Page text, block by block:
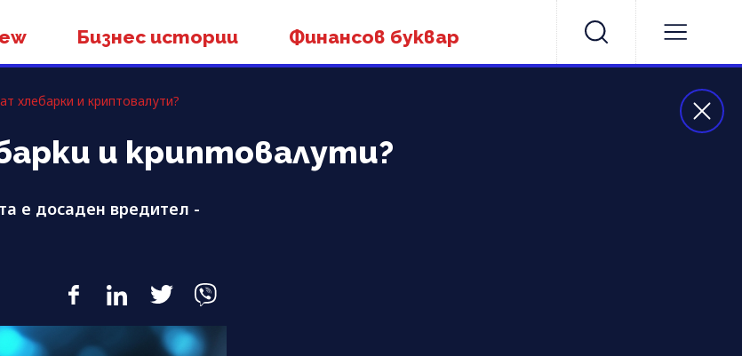
Бизнес истории Финансов буквар
хлебарки и криптовалути?
и криптовалути?
е досаден вредител -